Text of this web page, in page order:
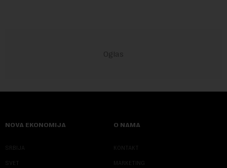
NOVA EKONOMIJA
SRBIJA
SVET
O NAMA
KONTAKT
MARKETING